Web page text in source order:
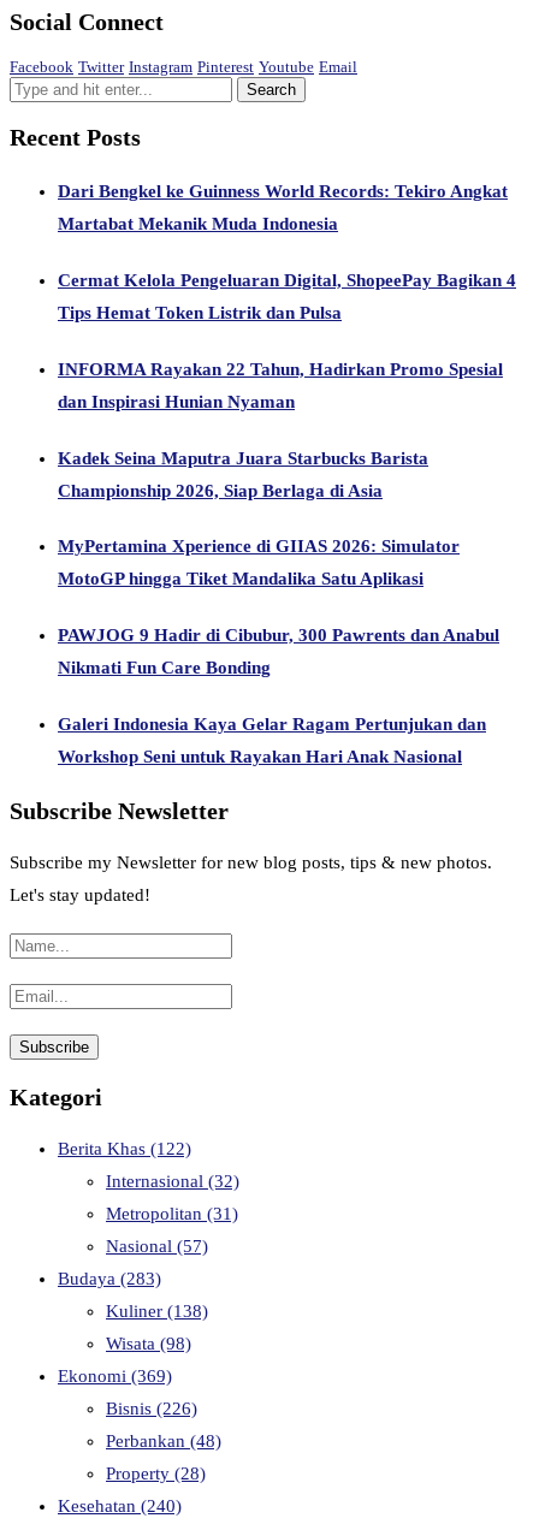
Social Connect
Facebook Twitter Instagram Pinterest Youtube Email
Recent Posts
Dari Bengkel ke Guinness World Records: Tekiro Angkat
Martabat Mekanik Muda Indonesia
Cermat Kelola Pengeluaran Digital, ShopeePay Bagikan 4
Tips Hemat Token Listrik dan Pulsa
INFORMA Rayakan 22 Tahun, Hadirkan Promo Spesial
dan Inspirasi Hunian Nyaman
Kadek Seina Maputra Juara Starbucks Barista
Championship 2026, Siap Berlaga di Asia
MyPertamina Xperience di GIIAS 2026: Simulator
MotoGP hingga Tiket Mandalika Satu Aplikasi
PAWJOG 9 Hadir di Cibubur, 300 Pawrents dan Anabul
Nikmati Fun Care Bonding
Galeri Indonesia Kaya Gelar Ragam Pertunjukan dan
Workshop Seni untuk Rayakan Hari Anak Nasional
Subscribe Newsletter
Subscribe my Newsletter for new blog posts, tips & new photos.
Let's stay updated!
Kategori
Berita Khas (122)
Internasional (32)
Metropolitan (31)
Nasional (57)
Budaya (283)
Kuliner (138)
Wisata (98)
Ekonomi (369)
Bisnis (226)
Perbankan (48)
Property (28)
Kesehatan (240)